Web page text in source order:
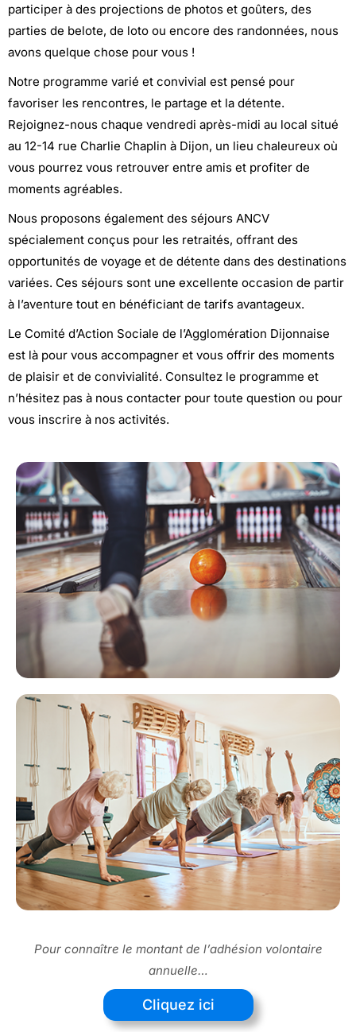
participer à des projections de photos et goûters, des
parties de belote, de loto ou encore des randonnées, nous
avons quelque chose pour vous !
Notre programme varié et convivial est pensé pour
favoriser les rencontres, le partage et la détente.
Rejoignez-nous chaque vendredi après-midi au local situé
au 12-14 rue Charlie Chaplin à Dijon, un lieu chaleureux où
vous pourrez vous retrouver entre amis et profiter de
moments agréables.
Nous proposons également des séjours ANCV
spécialement conçus pour les retraités, offrant des
opportunités de voyage et de détente dans des destinations
variées. Ces séjours sont une excellente occasion de partir
à l’aventure tout en bénéficiant de tarifs avantageux.
Le Comité d’Action Sociale de l’Agglomération Dijonnaise
est là pour vous accompagner et vous offrir des moments
de plaisir et de convivialité. Consultez le programme et
n’hésitez pas à nous contacter pour toute question ou pour
vous inscrire à nos activités.
Pour connaître le montant de l’adhésion volontaire
annuelle…
Cliquez ici